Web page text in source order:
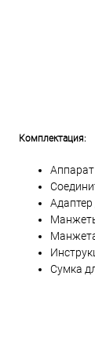
Комплектация:
Адаптер
Сумка